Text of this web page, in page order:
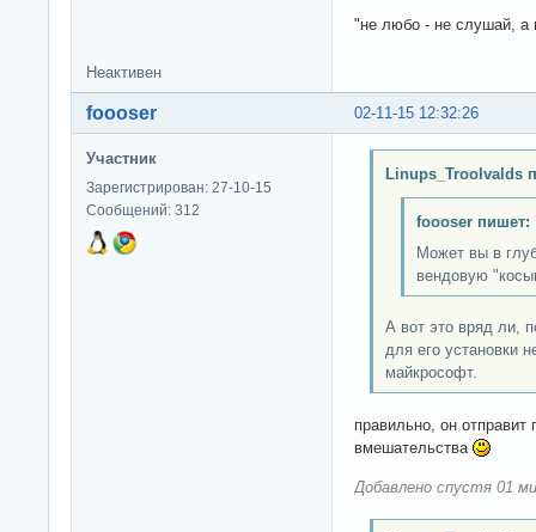
"не любо - не слушай, а
Неактивен
02-11-15 12:32:26
foooser
Участник
Зарегистрирован: 27-10-15
Сообщений: 312
Linups_Troolvalds
foooser пишет:
Может вы в
вендовую
А вот это вряд ли,
для его установки
майкрософт.
правильно, он
вмешательства
Добавлено спустя 01